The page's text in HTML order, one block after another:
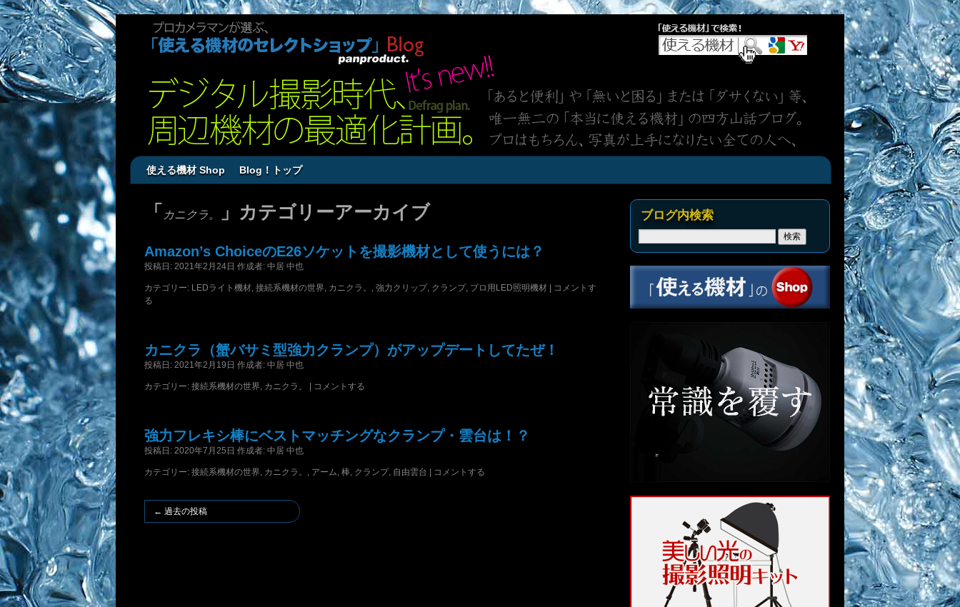
使える機材 Shop Blog！トップ
「 カニクラ。 」カテゴリーアーカイブ
Amazon’s ChoiceのE26ソケットを撮影機材として使うには？
投稿日: 2021年2月24日 作成者: 中居 中也
カテゴリー: LEDライト機材, 接続系機材の世界, カニクラ。 , 強力クリップ, クランプ, プロ用LED照明機材
コメントす
る
カニクラ（蟹バサミ型強力クランプ）がアップデートしてたぜ！
投稿日: 2021年2月19日 作成者: 中居 中也
カテゴリー: 接続系機材の世界, カニクラ。 コメントする
強力フレキシ棒にベストマッチングなクランプ・雲台は！？
投稿日: 2020年7月25日 作成者: 中居 中也
カテゴリー: 接続系機材の世界, カニクラ。 , アーム, 棒, クランプ, 自由雲台 コメントする
← 過去の投稿
ブログ内検索